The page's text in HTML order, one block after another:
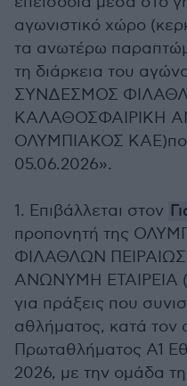
αγωνιστικό χώρο
τα ανωτέρω
τη διάρκεια του
ΣΥΝΔΕΣΜΟΣ
ΚΑΛΑΘΟΣΦΑΙΡΙΚΗ
ΟΛΥΜΠΙΑΚΟΣ
05.06.2026».
1. Επιβάλλεται στον
προπονητή της
ΦΙΛΑΘΛΩΝ
ΑΝΩΝΥΜΗ ΕΤΑΙΡΕΙΑ
για πράξεις που
αθλήματος, κατά τον
Πρωταθλήματος Α1
2026, με την ομάδα